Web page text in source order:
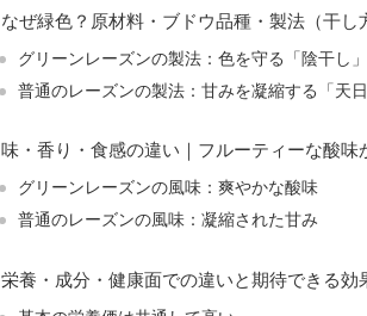
なぜ緑色？原材料・ブドウ品種・製法（干し
グリーンレーズンの製法：色を守る「陰干し」
普通のレーズンの製法：甘みを凝縮する「天日
味・香り・食感の違い｜フルーティーな酸味
グリーンレーズンの風味：爽やかな酸味
普通のレーズンの風味：凝縮された甘み
栄養・成分・健康面での違いと期待できる効